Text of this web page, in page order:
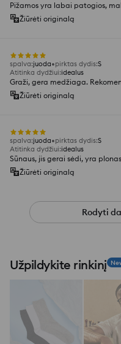
Pižamos yra labai patogios,
Žiūrėti originalą
spalva:juoda pirktas dydis:S
Atitinka dydžiui:idealus
Graži, gera medžiaga.
Žiūrėti originalą
spalva:juoda pirktas dydis:S
Atitinka dydžiui:idealus
Sūnaus, jis gerai sėdi, yra
Žiūrėti originalą
Rodyti
Užpildykite rinkinį